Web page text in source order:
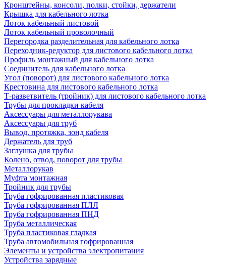
Кронштейны, консоли, полки, стойки, держатели
Крышка для кабельного лотка
Лоток кабельный листовой
Лоток кабельный проволочный
Перегородка разделительная для кабельного лотка
Переходник-редуктор для листового кабельного лотка
Профиль монтажный для кабельного лотка
Соединитель для кабельного лотка
Угол (поворот) для листового кабельного лотка
Крестовина для листового кабельного лотка
Т-разветвитель (тройник) для листового кабельного лотка
Трубы для прокладки кабеля
Аксессуары для металлорукава
Аксессуары для труб
Вывод, протяжка, зонд кабеля
Держатель для труб
Заглушка для трубы
Колено, отвод, поворот для трубы
Металлорукав
Муфта монтажная
Тройник для трубы
Труба гофрированная пластиковая
Труба гофрированная ПЛЛ
Труба гофрированная ПНД
Труба металлическая
Труба пластиковая гладкая
Труба автомобильная гофрированная
Элементы и устройства электропитания
Устройства зарядные